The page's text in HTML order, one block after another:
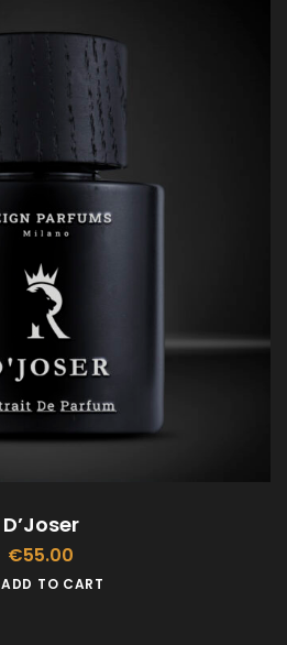
D’Joser
€55.00
ADD TO CART